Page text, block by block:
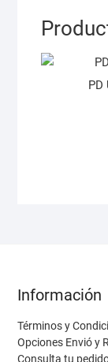
PD
Información
Términos y
Opciones Envió y
Consulta tu